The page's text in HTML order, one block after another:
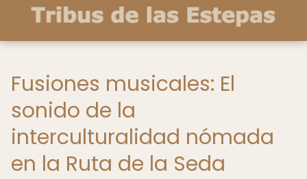
Fusiones musicales: El
sonido de la
interculturalidad nómada
en la Ruta de la Seda